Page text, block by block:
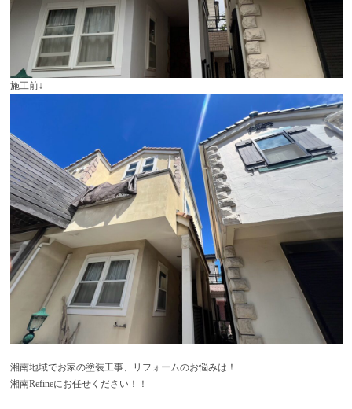
施工前↓
湘南地域でお家の塗装工事、リフォームのお悩みは！
湘南Refineにお任せください！！